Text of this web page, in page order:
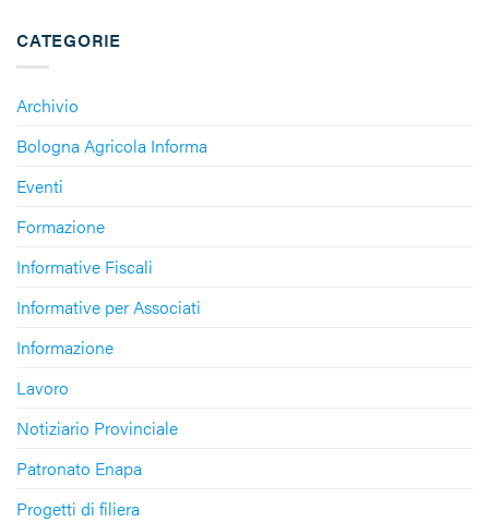
CATEGORIE
Archivio
Bologna Agricola Informa
Eventi
Formazione
Informative Fiscali
Informative per Associati
Informazione
Lavoro
Notiziario Provinciale
Patronato Enapa
Progetti di filiera